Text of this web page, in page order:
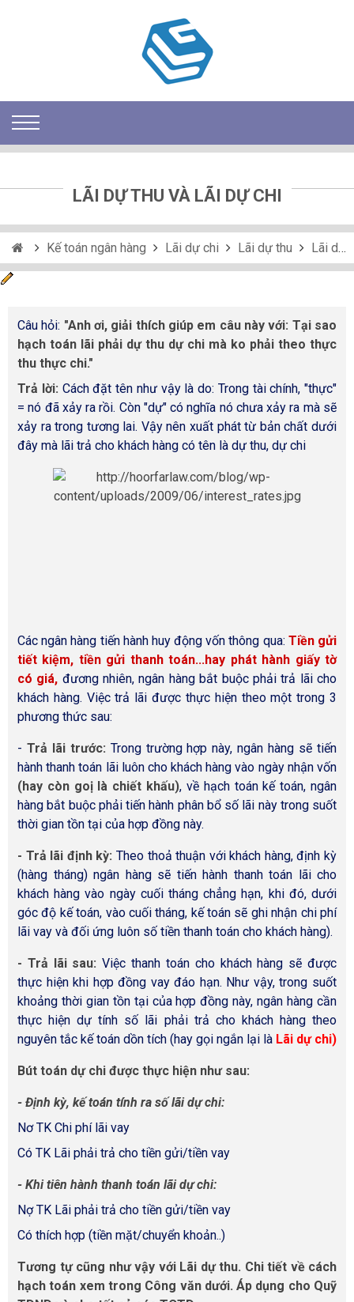
LÃI DỰ THU VÀ LÃI DỰ CHI
Kế toán ngân hàng Lãi dự chi Lãi dự thu Lãi dự thu và lãi dự chi
Câu hỏi: Anh ơi, giải thích giúp em câu này với: Tại sao
hạch toán lãi phải dự thu dự chi mà ko phải theo thực
thu thực chi.
Trả lời: Cách đặt tên như vậy là do: Trong tài chính, "thực"
= nó đã xảy ra rồi. Còn "dự" có nghĩa nó chưa xảy ra mà sẽ
xảy ra trong tương lai. Vậy nên xuất phát từ bản chất dưới
đây mà lãi trả cho khách hàng có tên là dự thu, dự chi
Các ngân hàng tiến hành huy động vốn thông qua: Tiền gửi
tiết kiệm, tiền gửi thanh toán...hay phát hành giấy tờ
có giá, đương nhiên, ngân hàng bắt buộc phải trả lãi cho
khách hàng. Việc trả lãi được thực hiện theo một trong 3
phương thức sau:
- Trả lãi trước: Trong trường hợp này, ngân hàng sẽ tiến
hành thanh toán lãi luôn cho khách hàng vào ngày nhận vốn
(hay còn goị là chiết khấu), về hạch toán kế toán, ngân
hàng bắt buộc phải tiến hành phân bổ số lãi này trong suốt
thời gian tồn tại của hợp đồng này.
- Trả lãi định kỳ: Theo thoả thuận với khách hàng, định kỳ
(hàng tháng) ngân hàng sẽ tiến hành thanh toán lãi cho
khách hàng vào ngày cuối tháng chẳng hạn, khi đó, dưới
góc độ kế toán, vào cuối tháng, kế toán sẽ ghi nhận chi phí
lãi vay và đối ứng luôn số tiền thanh toán cho khách hàng).
- Trả lãi sau:Việc thanh toán cho khách hàng sẽ được
thực hiện khi hợp đồng vay đáo hạn. Như vậy, trong suốt
khoảng thời gian tồn tại của hợp đồng này, ngân hàng cần
thực hiện dự tính số lãi phải trả cho khách hàng theo
nguyên tắc kế toán dồn tích (hay gọi ngắn lại là Lãi dự chi)
Bút toán dự chi được thực hiện như sau:
- Định kỳ, kế toán tính ra số lãi dự chi:
Nơ TK Chi phí lãi vay
Có TK Lãi phải trả cho tiền gửi/tiền vay
- Khi tiên hành thanh toán lãi dự chi:
Nợ TK Lãi phải trả cho tiền gửi/tiền vay
Có thích hợp (tiền mặt/chuyển khoản..)
Tương tự cũng như vậy với Lãi dự thu. Chi tiết về cách
hạch toán xem trong Công văn dưới. Áp dụng cho Quỹ